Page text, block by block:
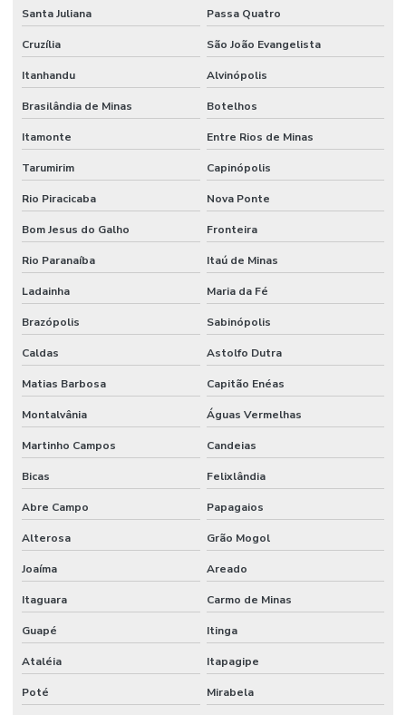
Santa Juliana Passa Quatro
Cruzília São João Evangelista
Itanhandu Alvinópolis
Brasilândia de Minas Botelhos
Itamonte Entre Rios de Minas
Tarumirim Capinópolis
Rio Piracicaba Nova Ponte
Bom Jesus do Galho Fronteira
Rio Paranaíba Itaú de Minas
Ladainha Maria da Fé
Brazópolis Sabinópolis
Caldas Astolfo Dutra
Matias Barbosa Capitão Enéas
Montalvânia Águas Vermelhas
Martinho Campos Candeias
Bicas Felixlândia
Abre Campo Papagaios
Alterosa Grão Mogol
Joaíma Areado
Itaguara Carmo de Minas
Guapé Itinga
Ataléia Itapagipe
Poté Mirabela